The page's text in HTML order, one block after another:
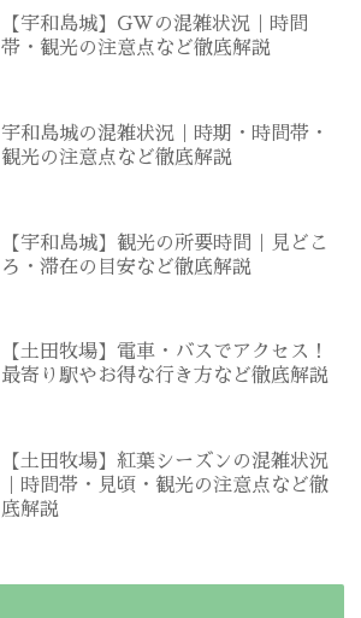
【宇和島城】GWの混雑状況｜時間
帯・観光の注意点など徹底解説
宇和島城の混雑状況｜時期・時間帯・
観光の注意点など徹底解説
【宇和島城】観光の所要時間｜見どこ
ろ・滞在の目安など徹底解説
【土田牧場】電車・バスでアクセス！
最寄り駅やお得な行き方など徹底解説
【土田牧場】紅葉シーズンの混雑状況
｜時間帯・見頃・観光の注意点など徹
底解説